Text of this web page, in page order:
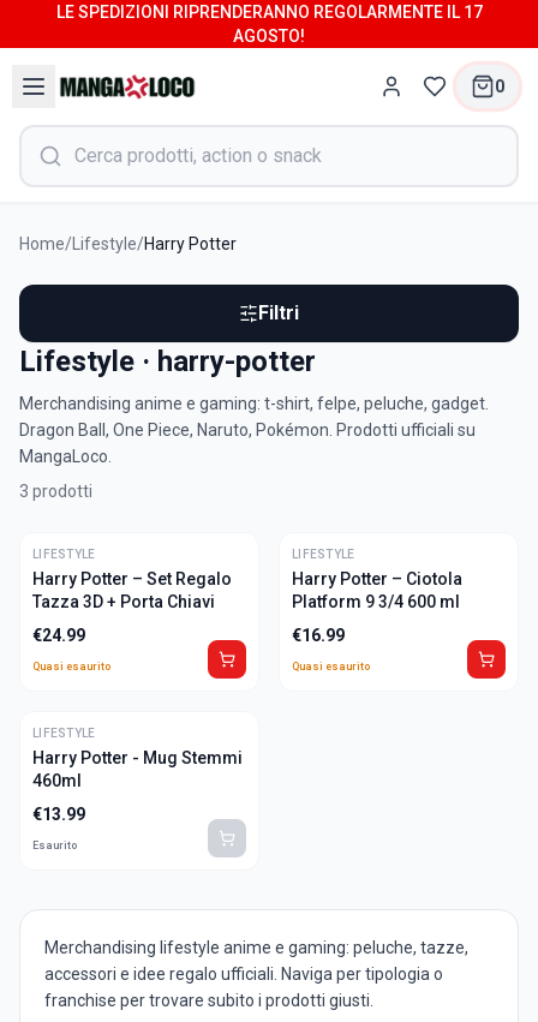
LE SPEDIZIONI RIPRENDERANNO REGOLARMENTE IL 17
AGOSTO!
0
Home/ Lifestyle/Harry Potter
Filtri
Lifestyle · harry-potter
Merchandising anime e gaming: t-shirt, felpe, peluche, gadget.
Dragon Ball, One Piece, Naruto, Pokémon. Prodotti ufficiali su
MangaLoco.
3 prodotti
ULTIME
LIFESTYLE
Harry Potter – Set Regalo
Tazza 3D + Porta Chiavi
€24.99
Quasi esaurito
ULTIME
LIFESTYLE
Harry Potter – Ciotola
Platform 9 3/4 600 ml
€16.99
Quasi esaurito
LIFESTYLE
Harry Potter - Mug Stemmi
460ml
€13.99
Esaurito
Merchandising lifestyle anime e gaming: peluche, tazze,
accessori e idee regalo ufficiali. Naviga per tipologia o
franchise per trovare subito i prodotti giusti.